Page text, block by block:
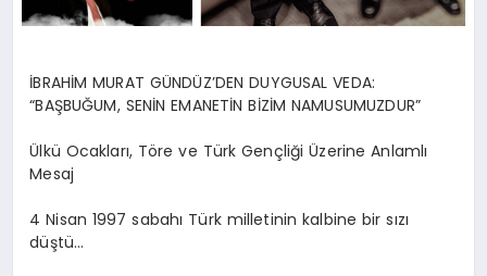
İBRAHİM MURAT GÜNDÜZ’DEN DUYGUSAL VEDA:
“BAŞBUĞUM, SENİN EMANETİN BİZİM NAMUSUMUZDUR”
Ülkü Ocakları, Töre ve Türk Gençliği Üzerine Anlamlı
Mesaj
4 Nisan 1997 sabahı Türk milletinin kalbine bir sızı
düştü…